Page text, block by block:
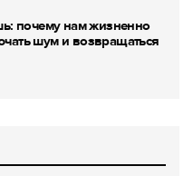
почему нам жизненно
шум и возвращаться